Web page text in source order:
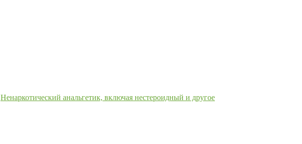
Ненаркотический анальгетик, включая нестероидный и другое